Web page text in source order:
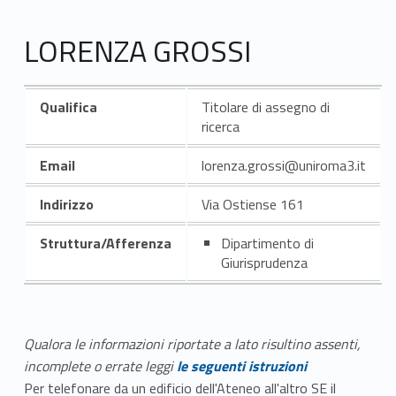
LORENZA GROSSI
Qualifica
Titolare di assegno di
ricerca
Email
lorenza.grossi@uniroma3.it
Indirizzo
Via Ostiense 161
Struttura/Afferenza
Dipartimento di
Giurisprudenza
Qualora le informazioni riportate a lato risultino assenti,
incomplete o errate leggile seguenti istruzioni
Per telefonare da un edificio dell'Ateneo all'altro SE il